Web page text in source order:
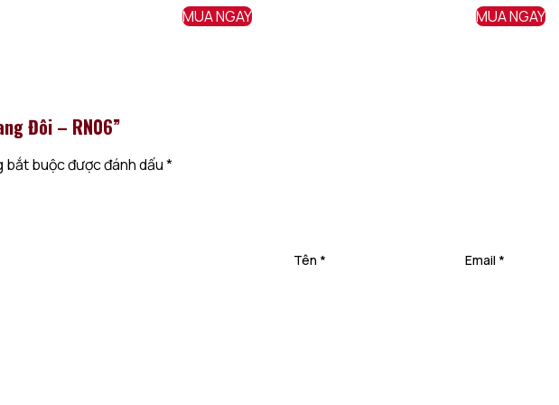
đảm bảo làm hài lòng những người có khẩu vị yêu thích sự
MUA NGAY
MUA NGAY
Đôi – RN06”
buộc được đánh dấu*
Tên * Email *